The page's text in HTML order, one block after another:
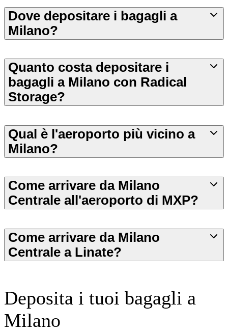
Dove depositare i bagagli a
Milano?
Quanto costa depositare i
bagagli a Milano con Radical
Storage?
Qual è l'aeroporto più vicino a
Milano?
Come arrivare da Milano
Centrale all'aeroporto di MXP?
Come arrivare da Milano
Centrale a Linate?
Deposita i tuoi bagagli a
Milano